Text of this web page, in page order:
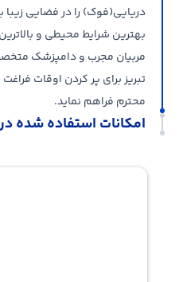
بهترین شرایط محیطی و
مربیان مجرب و دامپزشک
تبریز برای پر کردن اوقات
محترم فراهم نماید.
امکانات استفاده شده